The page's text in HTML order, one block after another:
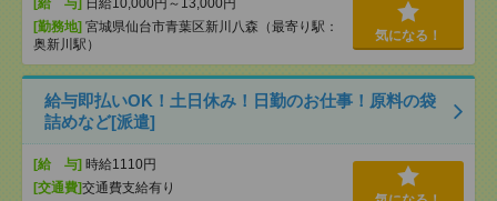
[給 与] 日給10,000円～13,000円
[勤務地] 宮城県仙台市青葉区新川八森（最寄り駅：
奥新川駅）
気になる！
給与即払いOK！土日休み！日勤のお仕事！原料の袋
詰めなど[派遣]
[給 与] 時給1110円
[交通費]交通費支給有り